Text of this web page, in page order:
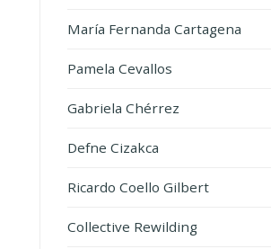
María Fernanda Cartagena
Pamela Cevallos
Gabriela Chérrez
Defne Cizakca
Ricardo Coello Gilbert
Collective Rewilding